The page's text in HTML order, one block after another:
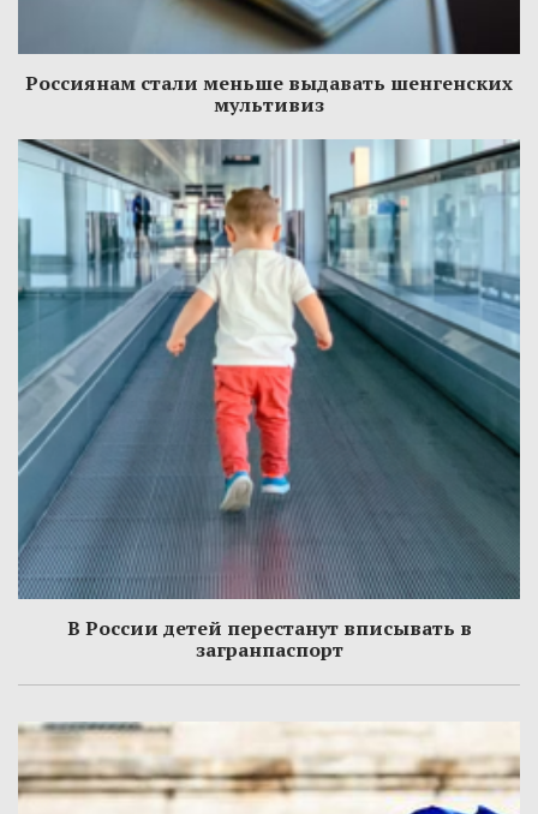
Россиянам стали меньше выдавать шенгенских
мультивиз
В России детей перестанут вписывать в
загранпаспорт